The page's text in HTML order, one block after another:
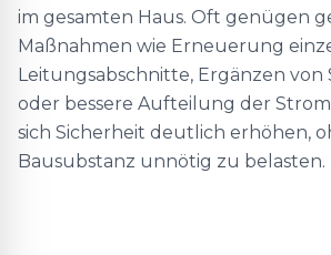
im gesamten Haus. Oft genügen
Maßnahmen wie Erneuerung
Leitungsabschnitte, Ergänzen
oder bessere Aufteilung der
sich Sicherheit deutlich erhöhen,
Bausubstanz unnötig zu belasten.